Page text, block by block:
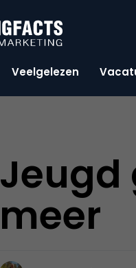
Veelgelezen
Jeugd
meer